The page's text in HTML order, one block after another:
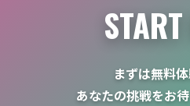
まずは無料体
あなたの挑戦をお待